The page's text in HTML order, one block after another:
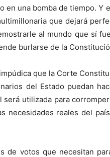
en una bomba de tiempo.
que dejará
al mundo que sí
burlarse de la
que la Corte
del Estado puedan
será utilizada para
necesidades reales del
de votos que necesitan